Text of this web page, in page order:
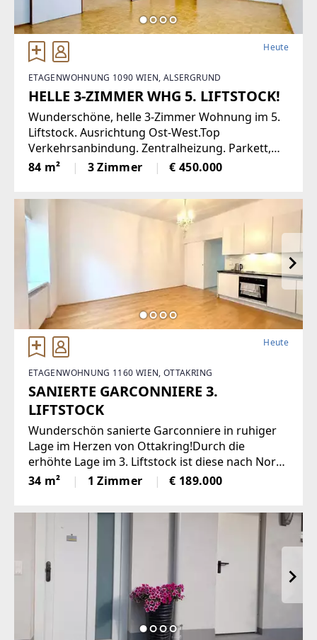
Heute
ETAGENWOHNUNG 1090 WIEN, ALSERGRUND
HELLE 3-ZIMMER WHG 5. LIFTSTOCK!
Wunderschöne, helle 3-Zimmer Wohnung im 5.
Liftstock. Ausrichtung Ost-West.Top
Verkehrsanbindung. Zentralheizung. Parkett,
Jalousien, Abstellraum. Kellerabteil.Diese
lichtdurchflutete Etagenwohnung bietet
84 m² 3 Zimmer € 450.000
Heute
ETAGENWOHNUNG 1160 WIEN, OTTAKRING
SANIERTE GARCONNIERE 3.
LIFTSTOCK
Wunderschön sanierte Garconniere in ruhiger
Lage im Herzen von Ottakring!Durch die
erhöhte Lage im 3. Liftstock ist diese nach Nord
und Süd ausgerichtete Wohnung sehr hell und
bietet eine angenehme Wohnatmosphäre. Sie
34 m² 1 Zimmer € 189.000